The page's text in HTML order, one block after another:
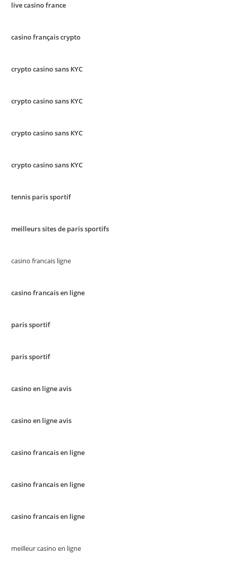
live casino france
casino français crypto
crypto casino sans KYC
crypto casino sans KYC
crypto casino sans KYC
crypto casino sans KYC
tennis paris sportif
meilleurs sites de paris sportifs
casino francais ligne
casino francais en ligne
paris sportif
paris sportif
casino en ligne avis
casino en ligne avis
casino francais en ligne
casino francais en ligne
casino francais en ligne
meilleur casino en ligne